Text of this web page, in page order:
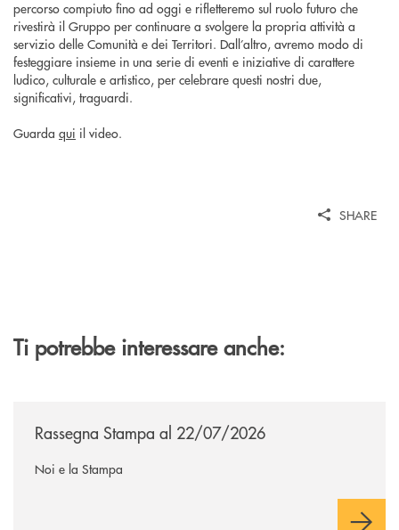
percorso compiuto fino ad oggi e rifletteremo sul ruolo futuro che
rivestirà il Gruppo per continuare a svolgere la propria attività a
servizio delle Comunità e dei Territori. Dall’altro, avremo modo di
festeggiare insieme in una serie di eventi e iniziative di carattere
ludico, culturale e artistico, per celebrare questi nostri due,
significativi, traguardi.
Guarda qui il video.
SHARE
Ti potrebbe interessare anche:
Rassegna Stampa al 22/07/2026
Noi e la Stampa